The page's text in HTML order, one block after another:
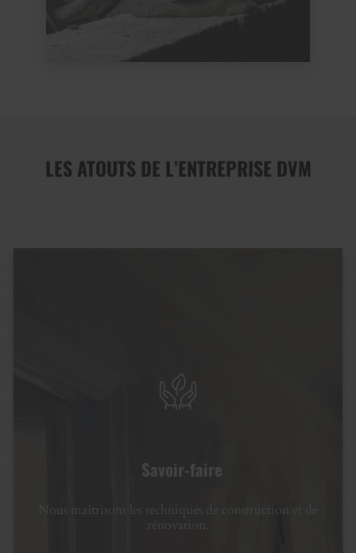
LES ATOUTS DE L’ENTREPRISE DVM
Savoir-faire
Nous maîtrisons les techniques de construction et de
rénovation.